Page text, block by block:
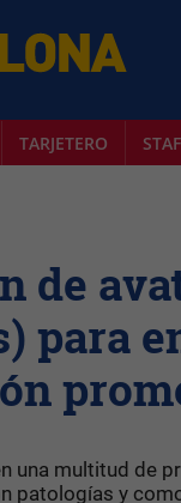
TARJETERO
de
para
una multitud de
patologías y